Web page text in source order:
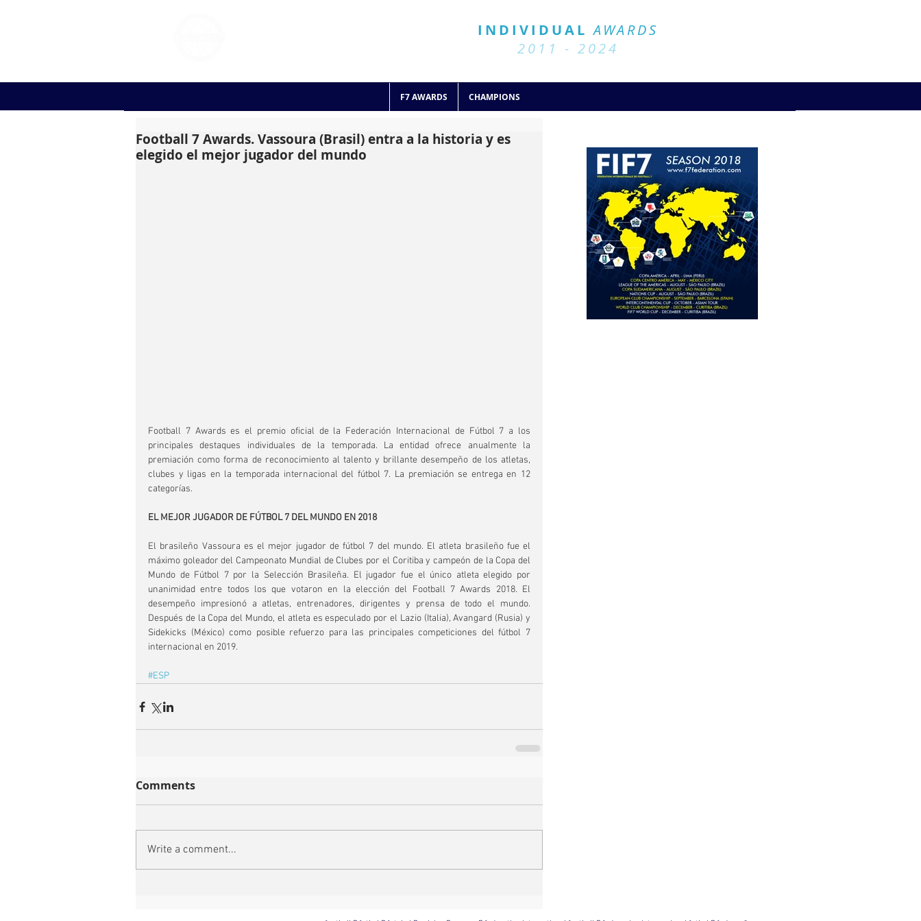
INDIVIDUAL AWARDS
2011 - 2024
F7 AWARDS CHAMPIONS
Football 7 Awards. Vassoura (Brasil) entra a la historia y es
elegido el mejor jugador del mundo
Football 7 Awards es el premio oficial de la Federación Internacional de Fútbol 7 a los
principales destaques individuales de la temporada. La entidad ofrece anualmente la
premiación como forma de reconocimiento al talento y brillante desempeño de los atletas,
clubes y ligas en la temporada internacional del fútbol 7. La premiación se entrega en 12
categorías.
EL MEJOR JUGADOR DE FÚTBOL 7 DEL MUNDO EN 2018
El brasileño Vassoura es el mejor jugador de fútbol 7 del mundo. El atleta brasileño fue el
máximo goleador del Campeonato Mundial de Clubes por el Coritiba y campeón de la Copa del
Mundo de Fútbol 7 por la Selección Brasileña. El jugador fue el único atleta elegido por
unanimidad entre todos los que votaron en la elección del Football 7 Awards 2018. El
desempeño impresionó a atletas, entrenadores, dirigentes y prensa de todo el mundo.
Después de la Copa del Mundo, el atleta es especulado por el Lazio (Italia), Avangard (Rusia) y
Sidekicks (México) como posible refuerzo para las principales competiciones del fútbol 7
internacional en 2019.
#ESP
Comments
Write a comment...